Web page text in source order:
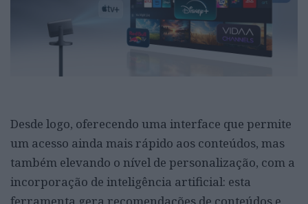
Desde logo, oferecendo uma interface que permite
um acesso ainda mais rápido aos conteúdos, mas
também elevando o nível de personalização, com a
incorporação de inteligência artificial: esta